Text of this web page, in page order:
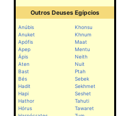
Outros Deuses Egípcios
Anúbis
Anuket
Apófis
Apep
Ápis
Aten
Bast
Bés
Hadit
Hapi
Hathor
Hórus
Khonsu
Khnum
Maat
Mentu
Neith
Nuit
Ptah
Sebek
Sekhmet
Seshet
Tahuti
Tawaret